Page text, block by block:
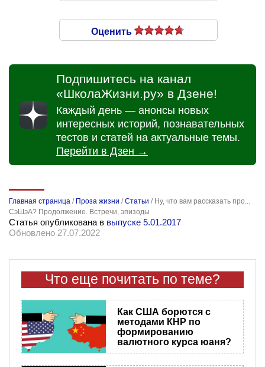
Оценить
Подпишитесь на канал
«ШколаЖизни.ру» в Дзене!
Каждый день — анонсы новых
интересных историй, познавательных
тестов и статей на актуальные темы.
Перейти в Дзен →
Главная страница / Проза жизни /Статьи / Ну, что вам рассказать про...
СэШэА? Продолжение. Встречи, эпизоды
Статья опубликована в выпуске 5.01.2017
Обновлено 27.07.2022
Что еще почитать по теме?
Как США борются с
методами КНР по
формированию
валютного курса юаня?